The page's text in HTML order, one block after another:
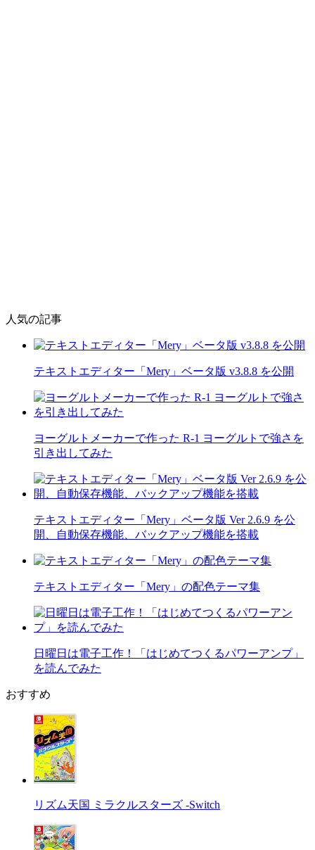
人気の記事
テキストエディター「Mery」ベータ版 v3.8.8 を公開
ヨーグルトメーカーで作った R-1 ヨーグルトで強さを
引き出してみた
テキストエディター「Mery」ベータ版 Ver 2.6.9 を公
開、自動保存機能、バックアップ機能を搭載
テキストエディター「Mery」の配色テーマ集
日曜日は電子工作！「はじめてつくるパワーアンプ」
を読んでみた
おすすめ
リズム天国 ミラクルスターズ -Switch